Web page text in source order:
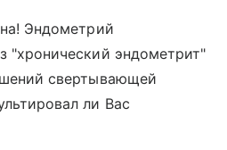
Эндометрий
"хронический эндометрит"
свертывающей
ли Вас